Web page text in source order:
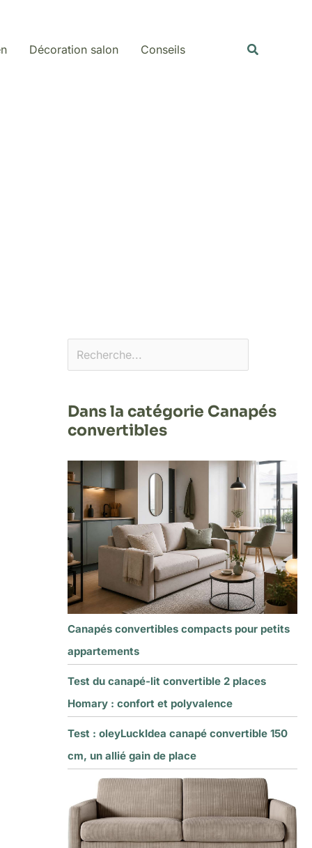
Décoration salon Conseils
Dans la catégorie Canapés
convertibles
Canapés convertibles compacts pour petits
appartements
Test du canapé-lit convertible 2 places
Homary : confort et polyvalence
Test : oleyLuckIdea canapé convertible 150
cm, un allié gain de place